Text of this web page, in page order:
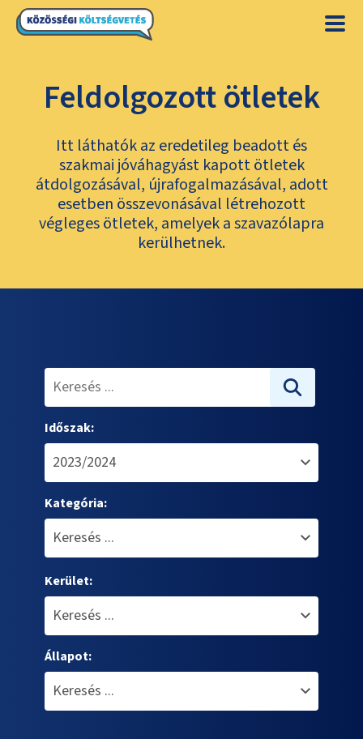
Feldolgozott ötletek
Itt láthatók az eredetileg beadott és
szakmai jóváhagyást kapott ötletek
átdolgozásával, újrafogalmazásával, adott
esetben összevonásával létrehozott
végleges ötletek, amelyek a szavazólapra
kerülhetnek.
Időszak:
Kategória:
Kerület:
Állapot: